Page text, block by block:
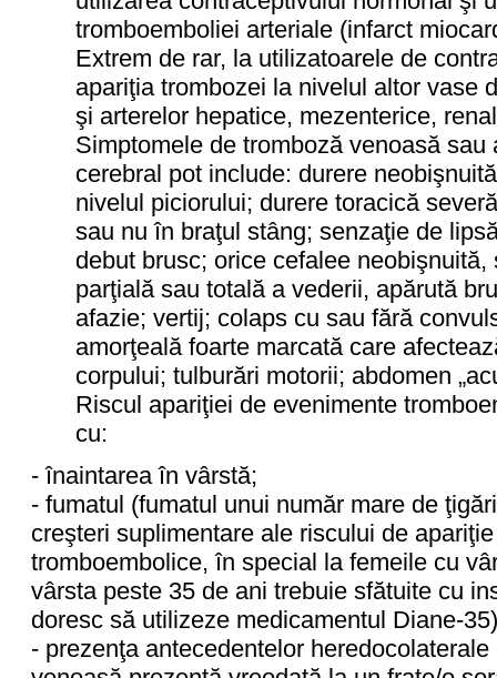
tromboemboliei arteriale (infarct
Extrem de rar, la utilizatoarele de
apariţia trombozei la nivelul altor vase
şi arterelor hepatice, mezenterice,
Simptomele de tromboză venoasă
cerebral pot include: durere
nivelul piciorului; durere toracică
sau nu în braţul stâng; senzaţie de
debut brusc; orice cefalee
parţială sau totală a vederii, apărută
afazie; vertij; colaps cu sau fără
amorţeală foarte marcată care
corpului; tulburări motorii; abdomen
Riscul apariţiei de evenimente
cu:
- înaintarea în vârstă;
- fumatul (fumatul unui număr mare de
creşteri suplimentare ale riscului de
tromboembolice, în special la femeile cu
vârsta peste 35 de ani trebuie sfătuite cu
doresc să utilizeze medicamentul Diane-
- prezenţa antecedentelor